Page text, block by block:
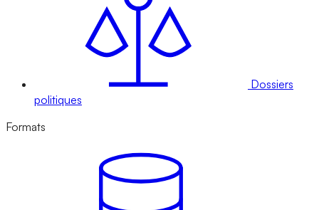
Dossiers
politiques
Formats